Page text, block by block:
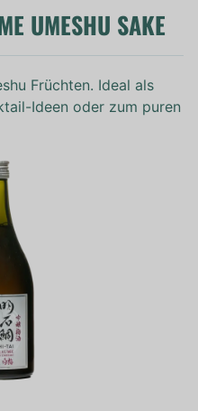
UMESHU SAKE
Früchten. Ideal als
Ideen oder zum puren